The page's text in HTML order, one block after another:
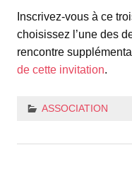
Inscrivez-vous à ce
choisissez l’une des
rencontre
de cette invitation.
ASSOCIATION